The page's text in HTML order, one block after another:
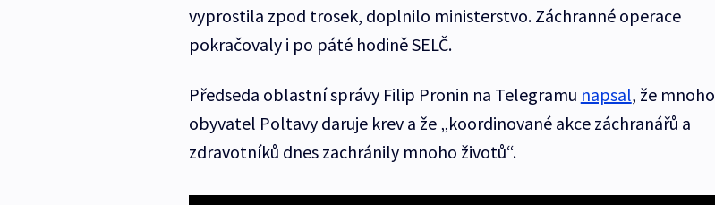
vyprostila zpod trosek, doplnilo ministerstvo. Záchranné operace
pokračovaly i po páté hodině SELČ.
Předseda oblastní správy Filip Pronin na Telegramu napsal, že mnoho
obyvatel Poltavy daruje krev a že „koordinované akce záchranářů a
zdravotníků dnes zachránily mnoho životů“.